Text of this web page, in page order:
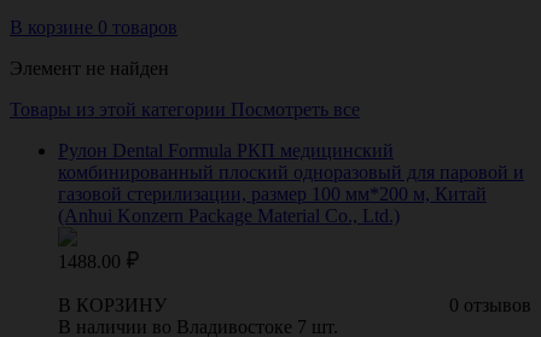
В корзине 0 товаров
Элемент не найден
Товары из этой категории Посмотреть все
Рулон Dental Formula РКП медицинский
комбинированный плоский одноразовый для паровой и
газовой стерилизации, размер 100 мм*200 м, Китай
(Anhui Konzern Package Material Co., Ltd.)
1488.00
0 отзывов
В КОРЗИНУ
В наличии во Владивостоке 7 шт.